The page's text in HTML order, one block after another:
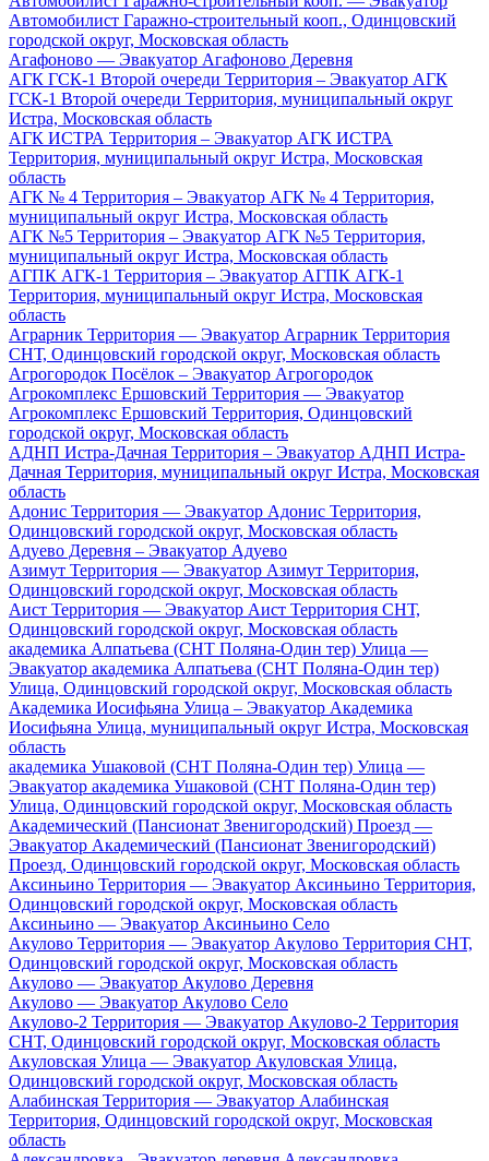
Автомобилист Гаражно-строительный кооп., Одинцовский
городской округ, Московская область
Агафоново — Эвакуатор Агафоново Деревня
АГК ГСК-1 Второй очереди Территория – Эвакуатор АГК
ГСК-1 Второй очереди Территория, муниципальный округ
Истра, Московская область
АГК ИСТРА Территория – Эвакуатор АГК ИСТРА
Территория, муниципальный округ Истра, Московская
область
АГК № 4 Территория – Эвакуатор АГК № 4 Территория,
муниципальный округ Истра, Московская область
АГК №5 Территория – Эвакуатор АГК №5 Территория,
муниципальный округ Истра, Московская область
АГПК АГК-1 Территория – Эвакуатор АГПК АГК-1
Территория, муниципальный округ Истра, Московская
область
Аграрник Территория — Эвакуатор Аграрник Территория
СНТ, Одинцовский городской округ, Московская область
Агрогородок Посёлок – Эвакуатор Агрогородок
Агрокомплекс Ершовский Территория — Эвакуатор
Агрокомплекс Ершовский Территория, Одинцовский
городской округ, Московская область
АДНП Истра-Дачная Территория – Эвакуатор АДНП Истра-
Дачная Территория, муниципальный округ Истра, Московская
область
Адонис Территория — Эвакуатор Адонис Территория,
Одинцовский городской округ, Московская область
Адуево Деревня – Эвакуатор Адуево
Азимут Территория — Эвакуатор Азимут Территория,
Одинцовский городской округ, Московская область
Аист Территория — Эвакуатор Аист Территория СНТ,
Одинцовский городской округ, Московская область
академика Алпатьева (СНТ Поляна-Один тер) Улица —
Эвакуатор академика Алпатьева (СНТ Поляна-Один тер)
Улица, Одинцовский городской округ, Московская область
Академика Иосифьяна Улица – Эвакуатор Академика
Иосифьяна Улица, муниципальный округ Истра, Московская
область
академика Ушаковой (СНТ Поляна-Один тер) Улица —
Эвакуатор академика Ушаковой (СНТ Поляна-Один тер)
Улица, Одинцовский городской округ, Московская область
Академический (Пансионат Звенигородский) Проезд —
Эвакуатор Академический (Пансионат Звенигородский)
Проезд, Одинцовский городской округ, Московская область
Аксиньино Территория — Эвакуатор Аксиньино Территория,
Одинцовский городской округ, Московская область
Аксиньино — Эвакуатор Аксиньино Село
Акулово Территория — Эвакуатор Акулово Территория СНТ,
Одинцовский городской округ, Московская область
Акулово — Эвакуатор Акулово Деревня
Акулово — Эвакуатор Акулово Село
Акулово-2 Территория — Эвакуатор Акулово-2 Территория
СНТ, Одинцовский городской округ, Московская область
Акуловская Улица — Эвакуатор Акуловская Улица,
Одинцовский городской округ, Московская область
Алабинская Территория — Эвакуатор Алабинская
Территория, Одинцовский городской округ, Московская
область